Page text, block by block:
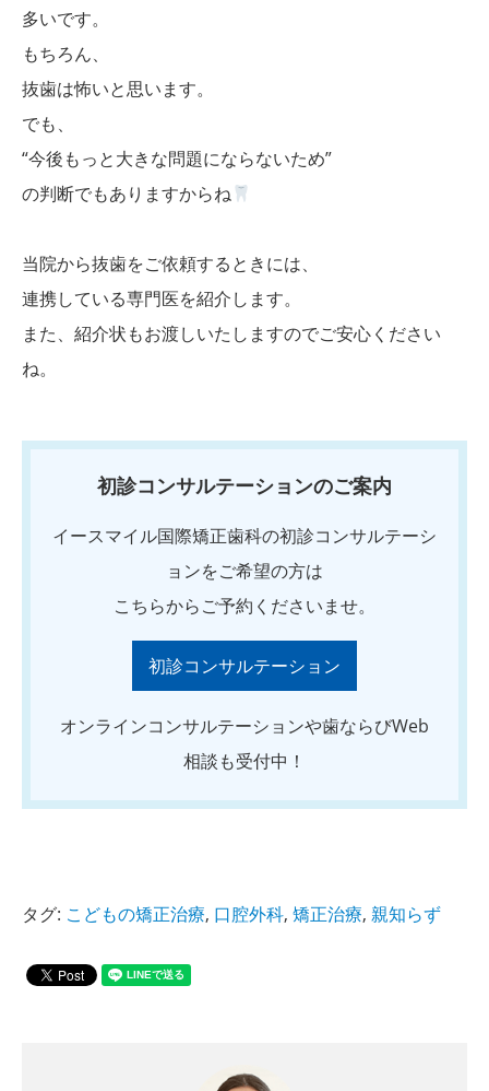
多いです。
もちろん、
抜歯は怖いと思います。
でも、
“今後もっと大きな問題にならないため”
の判断でもありますからね
当院から抜歯をご依頼するときには、
連携している専門医を紹介します。
また、紹介状もお渡しいたしますのでご安心ください
ね。
初診コンサルテーションのご案内
イースマイル国際矯正歯科の初診コンサルテーシ
ョンをご希望の方は
こちらからご予約くださいませ。
初診コンサルテーション
オンラインコンサルテーションや歯ならびWeb
相談も受付中！
タグ: こどもの矯正治療, 口腔外科, 矯正治療, 親知らず